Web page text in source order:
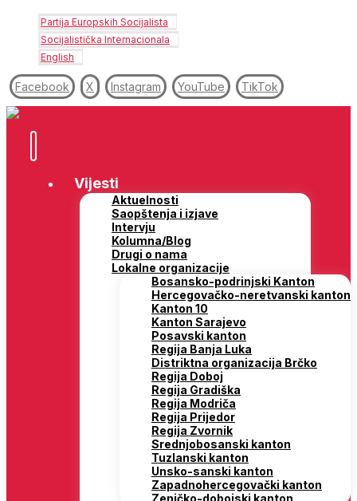
Partija Europskih Socijalista
Socijalistička Internacionala
English
Facebook X Instagram YouTube TikTok
Vijesti
Aktuelnosti
Saopštenja i izjave
Intervju
Kolumna/Blog
Drugi o nama
Lokalne organizacije
Bosansko-podrinjski Kanton
Hercegovačko-neretvanski kanton
Kanton 10
Kanton Sarajevo
Posavski kanton
Regija Banja Luka
Distriktna organizacija Brčko
Regija Doboj
Regija Gradiška
Regija Modriča
Regija Prijedor
Regija Zvornik
Srednjobosanski kanton
Tuzlanski kanton
Unsko-sanski kanton
Zapadnohercegovački kanton
Zeničko-dobojski kanton